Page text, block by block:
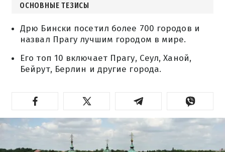
ОСНОВНЫЕ ТЕЗИСЫ
Дрю Бински посетил более 700 городов и
назвал Прагу лучшим городом в мире.
Его топ 10 включает Прагу, Сеул, Ханой,
Бейрут, Берлин и другие города.